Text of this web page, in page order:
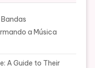
a Música
A Guide to Their